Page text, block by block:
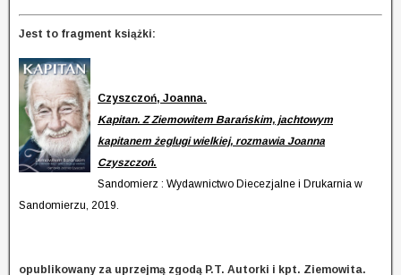
Jest to fragment książki:
Czyszczoń, Joanna.
Kapitan. Z Ziemowitem Barańskim, jachtowym
kapitanem żeglugi wielkiej, rozmawia Joanna
Czyszczoń.
Sandomierz : Wydawnictwo Diecezjalne i Drukarnia w
Sandomierzu, 2019.
opublikowany za uprzejmą zgodą P.T. Autorki i kpt. Ziemowita.